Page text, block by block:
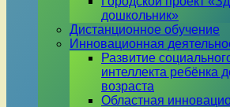
дошкольник»
Дистанционное обучение
Инновационная
Развитие
интеллекта ребёнка
возраста
Областная